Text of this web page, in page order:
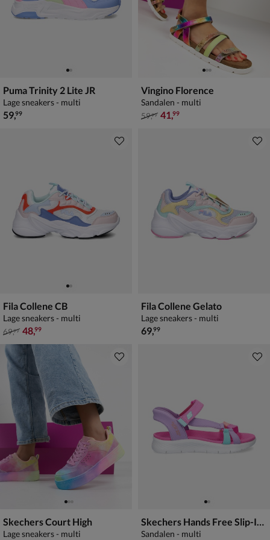
Puma Trinity 2 Lite JR
Lage sneakers - multi
€ 59,99
59,99
Vingino Florence
Sandalen - multi
van € 59,99 voor € 41,99
59,99 41,99
Fila Collene CB
Lage sneakers - multi
van € 69,99 voor € 48,99
69,99 48,99
Fila Collene Gelato
Lage sneakers - multi
€ 69,99
69,99
Skechers Court High
Lage sneakers - multi
Skechers Hands Free Slip-Ins Go Walk Flex
Sandalen - multi